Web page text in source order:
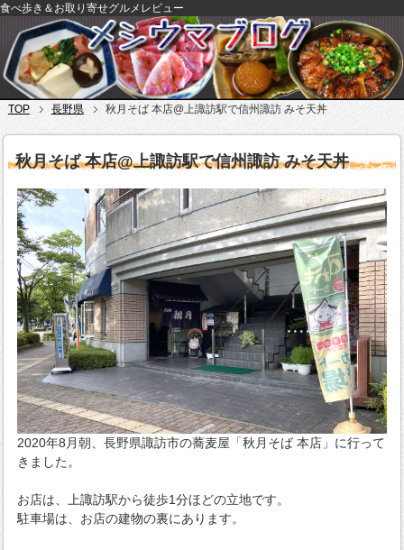
食べ歩き＆お取り寄せグルメレビュー
TOP 長野県 秋月そば 本店@上諏訪駅で信州諏訪 みそ天丼
秋月そば 本店@上諏訪駅で信州諏訪 みそ天丼
2020年8月朝、長野県諏訪市の蕎麦屋「秋月そば 本店」に行って
きました。
お店は、上諏訪駅から徒歩1分ほどの立地です。
駐車場は、お店の建物の裏にあります。